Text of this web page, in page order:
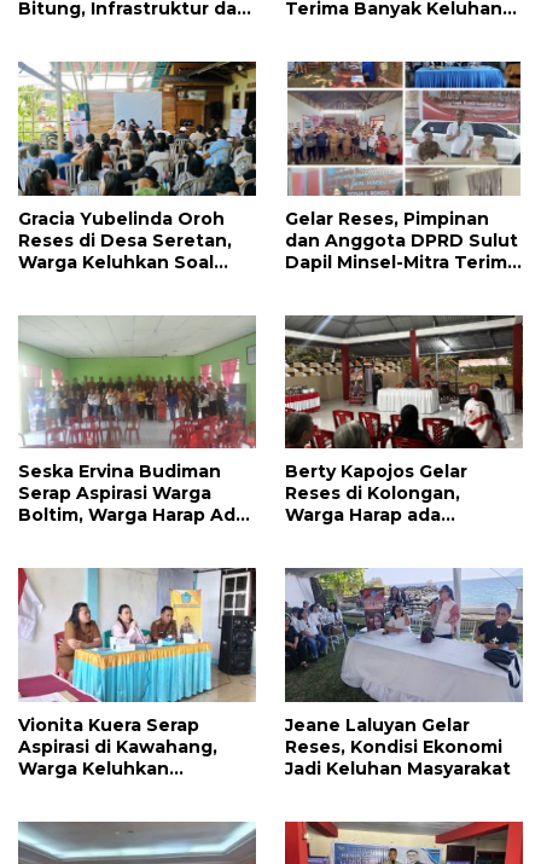
Bitung, Infrastruktur dan
Warga
Terima Banyak Keluhan
Gracia Yubelinda Oroh
Reses di Desa Seretan,
Warga Keluhkan Soal
Gelar Reses, Pimpinan
dan Anggota DPRD Sulut
Dapil Minsel-Mitra Terima
Seska Ervina Budiman
Serap Aspirasi Warga
Boltim, Warga Harap Ada
Berty Kapojos Gelar
Reses di Kolongan,
Warga Harap ada
Vionita Kuera Serap
Aspirasi di Kawahang,
Warga Keluhkan
Jeane Laluyan Gelar
Reses, Kondisi Ekonomi
Jadi Keluhan Masyarakat